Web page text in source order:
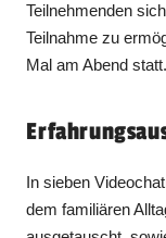
Teilnehmenden
Teilnahme zu
Mal am Abend statt.
In sieben
dem familiären